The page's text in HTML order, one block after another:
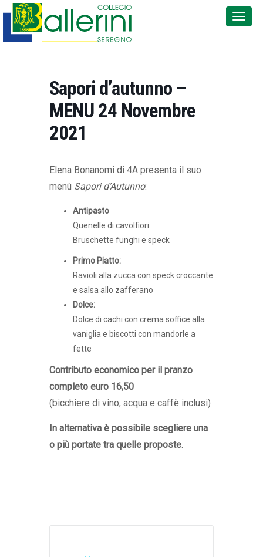
Sapori d’autunno –
MENU 24 Novembre
2021
Elena Bonanomi di 4A presenta il suo
menù Sapori d’Autunno:
Antipasto
Quenelle di cavolfiori
Bruschette funghi e speck
Primo Piatto:
Ravioli alla zucca con speck croccante
e salsa allo zafferano
Dolce:
Dolce di cachi con crema soffice alla
vaniglia e biscotti con mandorle a
fette
Contributo economico per il pranzo
completo euro 16,50
(bicchiere di vino, acqua e caffè inclusi)
In alternativa è possibile scegliere una
o più portate tra quelle proposte.